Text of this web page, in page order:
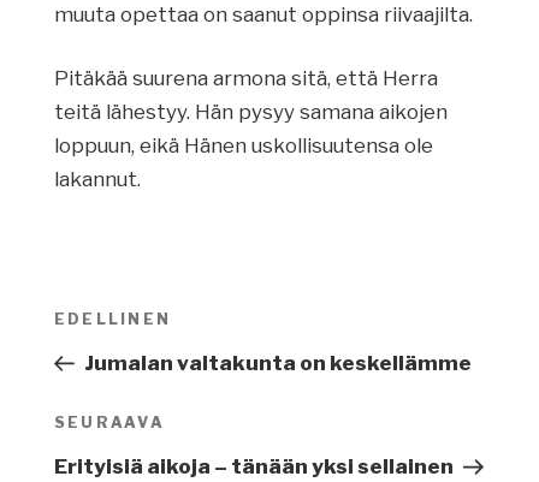
muuta opettaa on saanut oppinsa riivaajilta.
Pitäkää suurena armona sitä, että Herra
teitä lähestyy. Hän pysyy samana aikojen
loppuun, eikä Hänen uskollisuutensa ole
lakannut.
Artikkelien
Edellinen
artikkeli
EDELLINEN
Jumalan valtakunta on keskellämme
Seuraava
artikkeli
SEURAAVA
Erityisiä aikoja – tänään yksi sellainen